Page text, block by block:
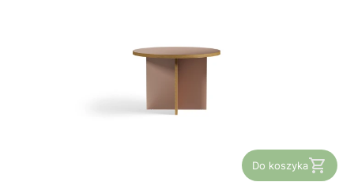
Do koszyka